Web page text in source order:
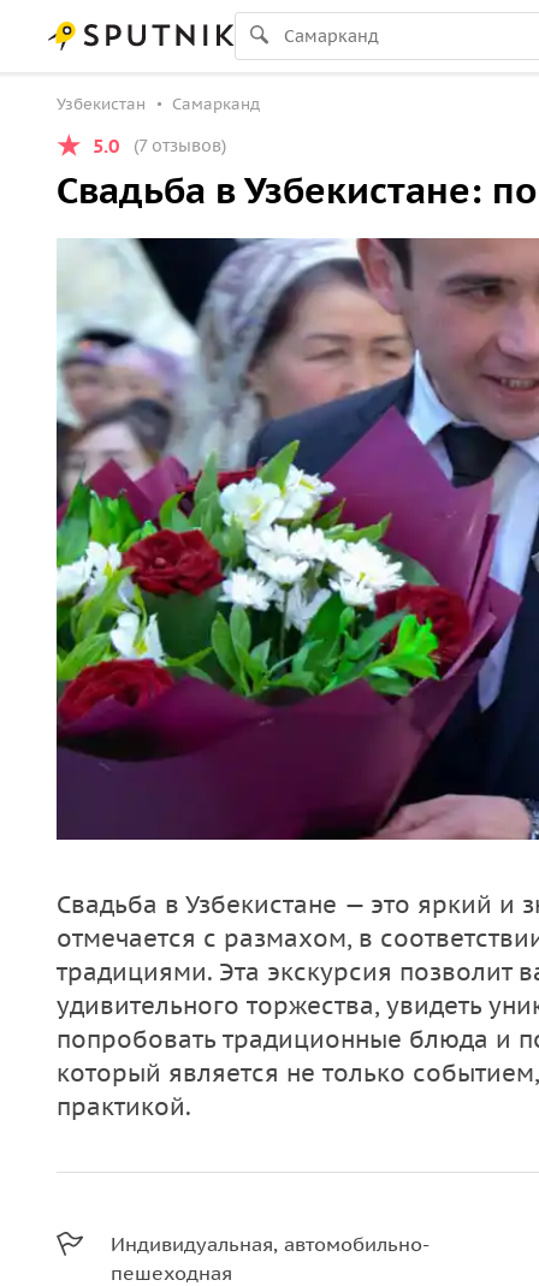
Узбекистан Самарканд
5.0 (7 отзывов)
Свадьба в Узбекистане:
Свадьба в Узбекистане — это яркий и
отмечается с размахом, в
традициями. Эта экскурсия позволит
удивительного торжества, увидеть
попробовать традиционные блюда и
который является не только
практикой.
Индивидуальная, автомобильно-
пешеходная